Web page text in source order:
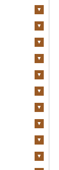
ー
工品）
インナ
ジ
ギス
マスカ
フトビ
ター